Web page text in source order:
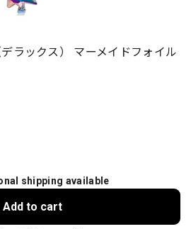
ラックス） マーメイドフォイル
shipping available
Add to cart